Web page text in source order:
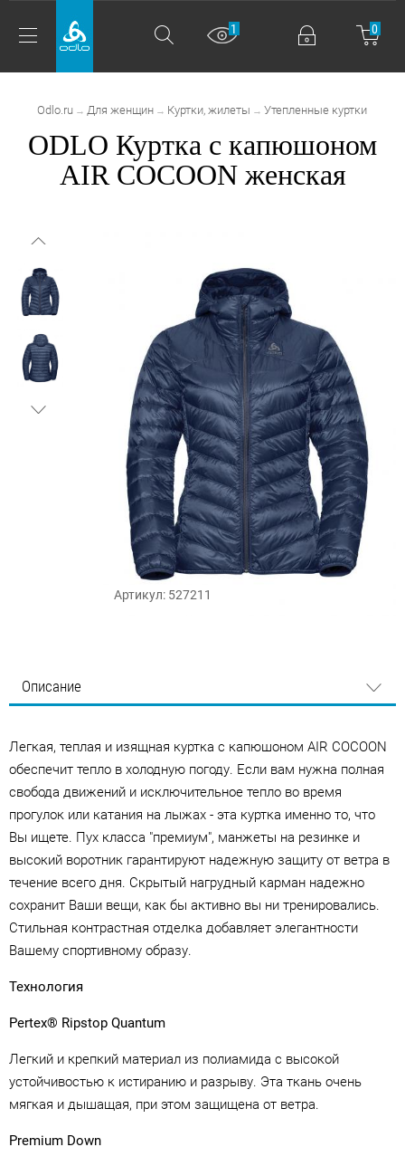
0
1
Odlo.ru → Для женщин → Куртки, жилеты → Утепленные куртки
ODLO Куртка с капюшоном
AIR COCOON женская
Артикул: 527211
Описание
Легкая, теплая и изящная куртка с капюшоном AIR COCOON
обеспечит тепло в холодную погоду. Если вам нужна полная
свобода движений и исключительное тепло во время
прогулок или катания на лыжах - эта куртка именно то, что
Вы ищете. Пух класса "премиум", манжеты на резинке и
высокий воротник гарантируют надежную защиту от ветра в
течение всего дня. Скрытый нагрудный карман надежно
сохранит Ваши вещи, как бы активно вы ни тренировались.
Стильная контрастная отделка добавляет элегантности
Вашему спортивному образу.
Технология
Pertex® Ripstop Quantum
Легкий и крепкий материал из полиамида с высокой
устойчивостью к истиранию и разрыву. Эта ткань очень
мягкая и дышащая, при этом защищена от ветра.
Premium Down